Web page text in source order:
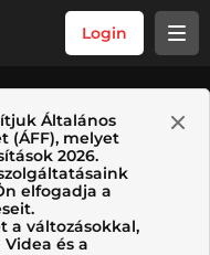
Login
Általános
(ÁFF), melyet
2026.
elfogadja a
a változásokkal,
és a